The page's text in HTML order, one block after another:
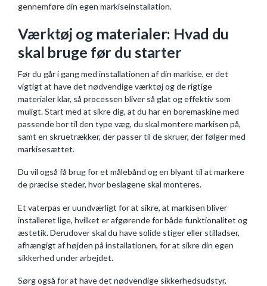
gennemføre din egen markiseinstallation.
Værktøj og materialer: Hvad du
skal bruge før du starter
Før du går i gang med installationen af din markise, er det
vigtigt at have det nødvendige værktøj og de rigtige
materialer klar, så processen bliver så glat og effektiv som
muligt. Start med at sikre dig, at du har en boremaskine med
passende bor til den type væg, du skal montere markisen på,
samt en skruetrækker, der passer til de skruer, der følger med
markisesættet.
Du vil også få brug for et målebånd og en blyant til at markere
de præcise steder, hvor beslagene skal monteres.
Et vaterpas er uundværligt for at sikre, at markisen bliver
installeret lige, hvilket er afgørende for både funktionalitet og
æstetik. Derudover skal du have solide stiger eller stilladser,
afhængigt af højden på installationen, for at sikre din egen
sikkerhed under arbejdet.
Sørg også for at have det nødvendige sikkerhedsudstyr,